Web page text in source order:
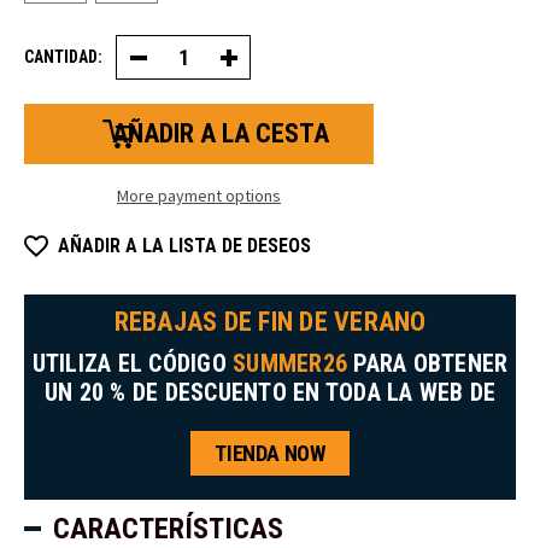
CANTIDAD: Disminuir
la
cantidad
de
Realtree®
Camo
térmica
Aumentar
la
cantidad
Realtree®
Camo
térmica
More payment options
AÑADIR A LA LISTA DE DESEOS
REBAJAS DE FIN DE VERANO
UTILIZA EL CÓDIGO SUMMER26 PARA OBTENER
UN 20 % DE DESCUENTO EN TODA LA WEB DE
TIENDA NOW
CARACTERÍSTICAS